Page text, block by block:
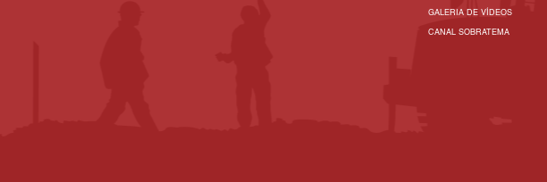
GALERIA DE VÍDEOS
CANAL SOBRATEMA